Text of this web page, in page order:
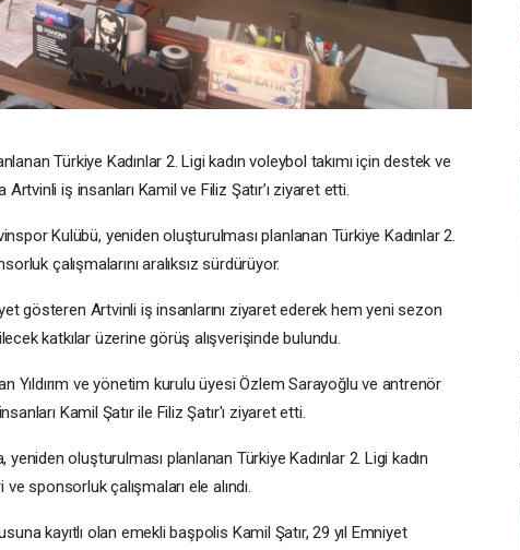
Türkiye Kadınlar 2. Ligi kadın voleybol takımı için destek ve
iş insanları Kamil ve Filiz Şatır’ı ziyaret etti.
Kulübü, yeniden oluşturulması planlanan Türkiye Kadınlar 2.
çalışmalarını aralıksız sürdürüyor.
gösteren Artvinli iş insanlarını ziyaret ederek hem yeni sezon
katkılar üzerine görüş alışverişinde bulundu.
Yıldırım ve yönetim kurulu üyesi Özlem Sarayoğlu ve antrenör
Kamil Şatır ile Filiz Şatır'ı ziyaret etti.
oluşturulması planlanan Türkiye Kadınlar 2. Ligi kadın
sponsorluk çalışmaları ele alındı.
kayıtlı olan emekli başpolis Kamil Şatır, 29 yıl Emniyet